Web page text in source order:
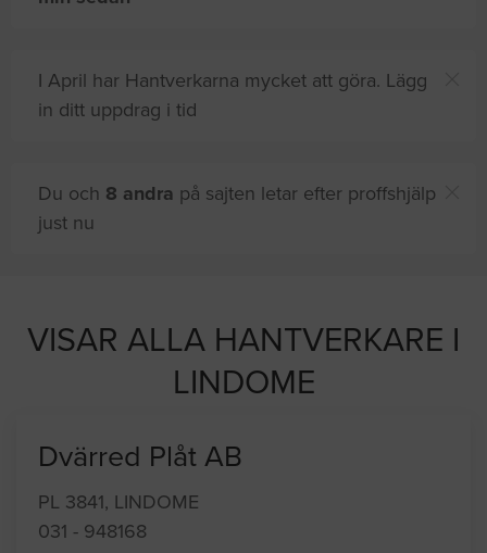
I April har Hantverkarna mycket att göra. Lägg
in ditt uppdrag i tid
Du och 8 andra på sajten letar efter proffshjälp
just nu
VISAR ALLA HANTVERKARE I
LINDOME
Dvärred Plåt AB
PL 3841, LINDOME
031 - 948168